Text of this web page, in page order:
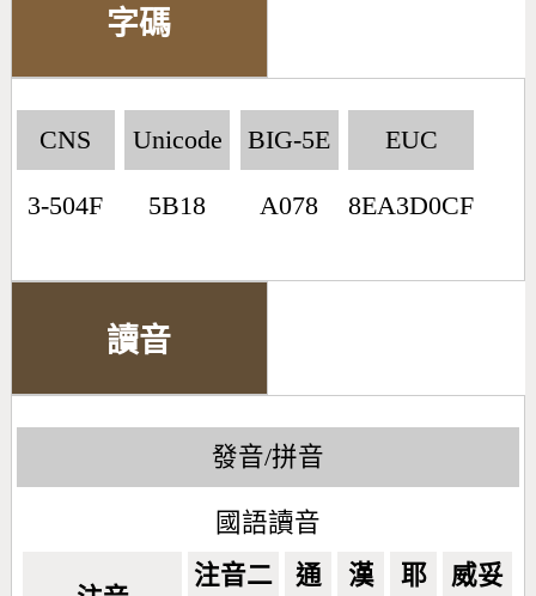
字碼
CNS
3-504F
Unicode
5B18
BIG-5E
A078
EUC
8EA3D0CF
讀音
發音/拼音
國語讀音
注音二 通 漢 耶 威妥